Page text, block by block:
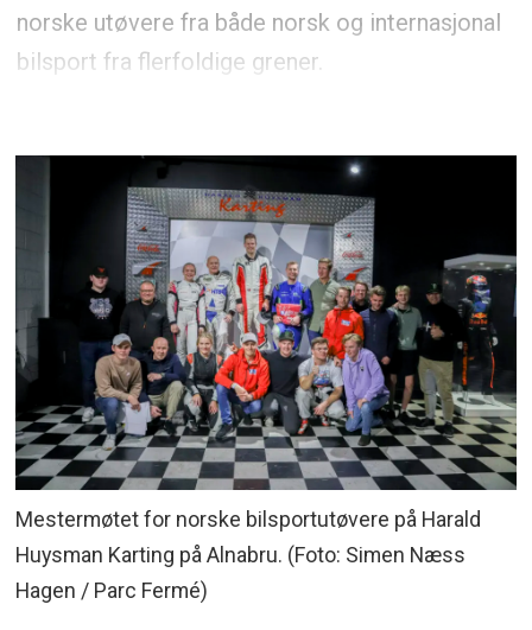
norske utøvere fra både norsk og internasjonal
bilsport fra flerfoldige grener.
Mestermøtet for norske bilsportutøvere på Harald
Huysman Karting på Alnabru. (Foto: Simen Næss
Hagen / Parc Fermé)